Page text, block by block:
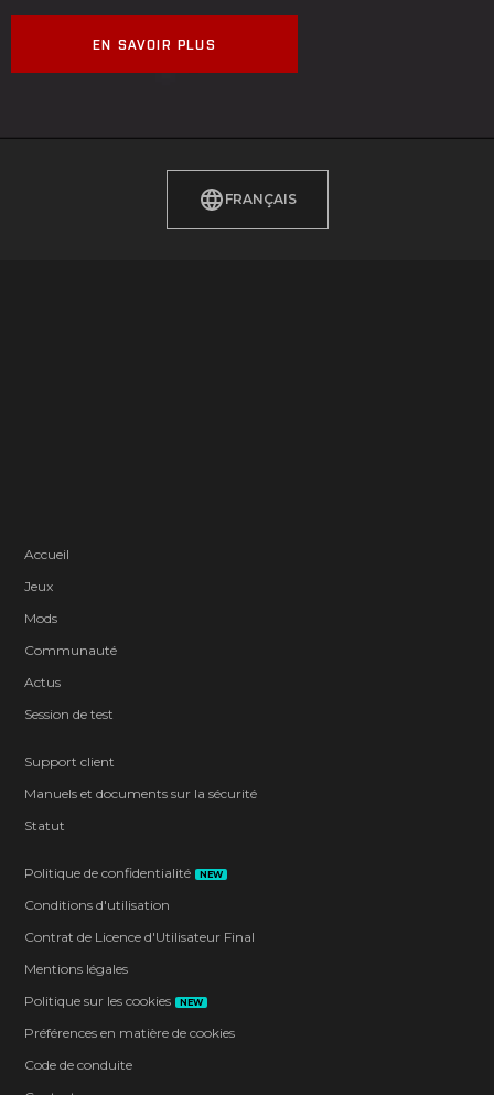
EN SAVOIR PLUS
FRANÇAIS
Accueil
Jeux
Mods
Communauté
Actus
Session de test
Support client
Manuels et documents sur la sécurité
Statut
Politique de confidentialité NEW
Conditions d'utilisation
Contrat de Licence d'Utilisateur Final
Mentions légales
Politique sur les cookies
NEW
Préférences en matière de cookies
Code de conduite